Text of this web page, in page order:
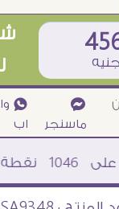
جنيه
¥
ماسنجر
₧
اب
نقطة(